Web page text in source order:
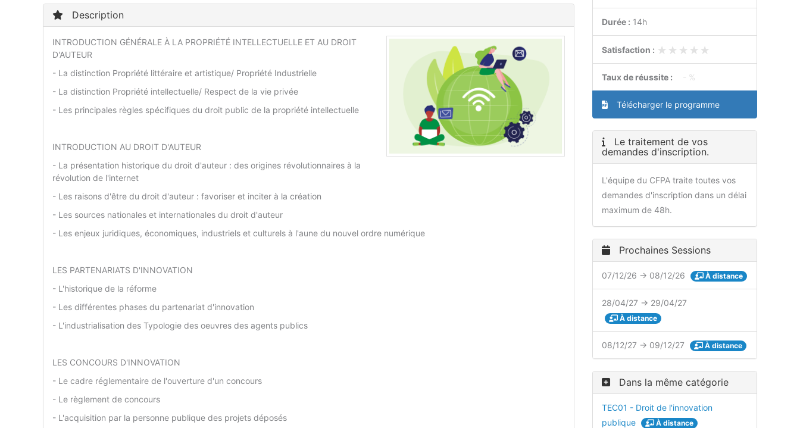
Description
INTRODUCTION GÉNÉRALE À LA PROPRIÉTÉ INTELLECTUELLE ET AU DROIT
D'AUTEUR
- La distinction Propriété littéraire et artistique/ Propriété Industrielle
- La distinction Propriété intellectuelle/ Respect de la vie privée
- Les principales règles spécifiques du droit public de la propriété intellectuelle
INTRODUCTION AU DROIT D'AUTEUR
- La présentation historique du droit d'auteur : des origines révolutionnaires à la
révolution de l'internet
- Les raisons d'être du droit d'auteur : favoriser et inciter à la création
- Les sources nationales et internationales du droit d'auteur
- Les enjeux juridiques, économiques, industriels et culturels à l'aune du nouvel ordre numérique
LES PARTENARIATS D'INNOVATION
- L'historique de la réforme
- Les différentes phases du partenariat d'innovation
- L'industrialisation des Typologie des oeuvres des agents publics
LES CONCOURS D'INNOVATION
- Le cadre réglementaire de l'ouverture d'un concours
- Le règlement de concours
- L'acquisition par la personne publique des projets déposés
Durée : 14h
Satisfaction : ★★★★★
★★★★★
Taux de réussite : - %
Télécharger le programme
Le traitement de vos
demandes d'inscription.
L'équipe du CFPA traite toutes vos
demandes d'inscription dans un délai
maximum de 48h.
Prochaines Sessions
07/12/26 → 08/12/26 À distance
28/04/27 → 29/04/27
À distance
08/12/27 → 09/12/27 À distance
Dans la même catégorie
TEC01 - Droit de l'innovation
publique
À distance